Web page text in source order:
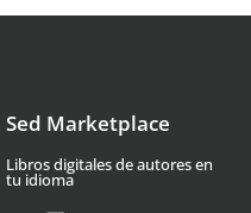
Sed Marketplace
Libros digitales de autores en
tu idioma